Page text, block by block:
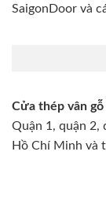
SaigonDoor và
Cửa thép vân gỗ
Quận 1, quận 2,
Hồ Chí Minh và